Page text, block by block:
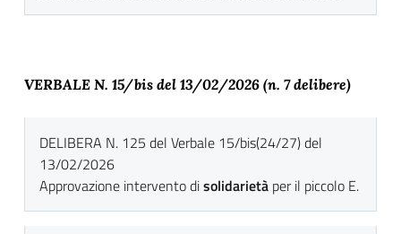
VERBALE N. 15/bis del 13/02/2026 (n. 7 delibere)
DELIBERA N. 125 del Verbale 15/bis(24/27) del
13/02/2026
Approvazione intervento disolidarietà per il piccolo E.